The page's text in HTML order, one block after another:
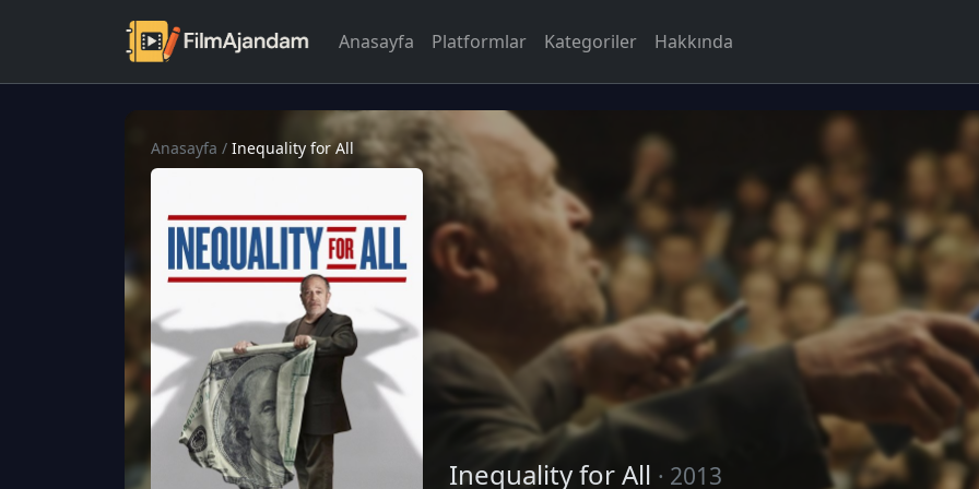
Anasayfa Platformlar Kategoriler Hakkında
Anasayfa / Inequality for All
Inequality for All · 2013